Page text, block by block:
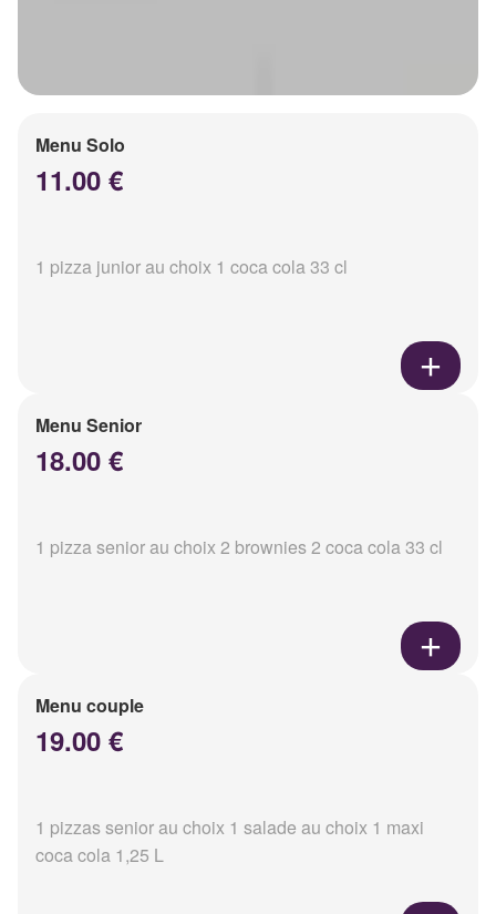
Menu Solo
11.00 €
1 pizza junior au choix 1 coca cola 33 cl
Menu Senior
18.00 €
1 pizza senior au choix 2 brownies 2 coca cola 33 cl
Menu couple
19.00 €
1 pizzas senior au choix 1 salade au choix 1 maxi
coca cola 1,25 L